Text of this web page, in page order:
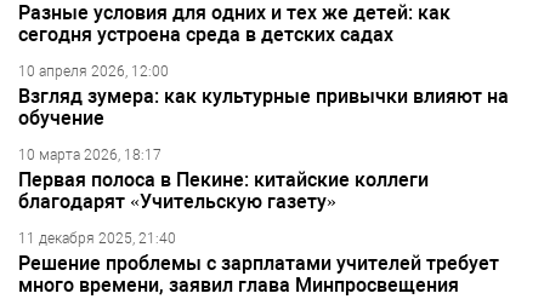
Разные условия для одних и тех же детей: как
сегодня устроена среда в детских садах
10 апреля 2026, 12:00
Взгляд зумера: как культурные привычки влияют на
обучение
10 марта 2026, 18:17
Первая полоса в Пекине: китайские коллеги
благодарят «Учительскую газету»
11 декабря 2025, 21:40
Решение проблемы с зарплатами учителей требует
много времени, заявил глава Минпросвещения